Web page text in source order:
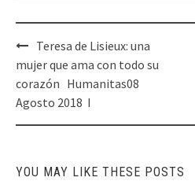
Post
navigation
Teresa de Lisieux: una
mujer que ama con todo su
corazón Humanitas08
Agosto 2018 I
YOU MAY LIKE THESE POSTS